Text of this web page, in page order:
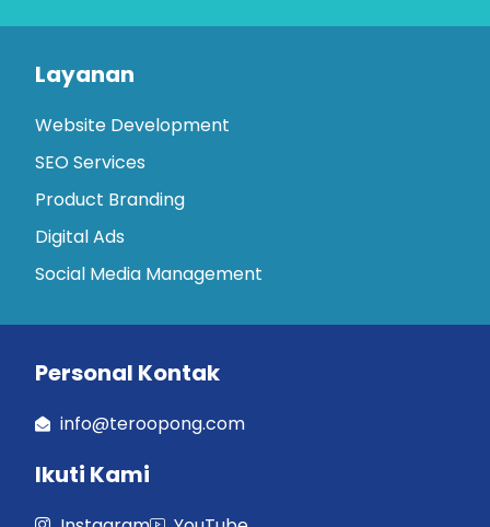
Layanan
Website Development
SEO Services
Product Branding
Digital Ads
Social Media Management
Personal Kontak
info@teroopong.com
Ikuti Kami